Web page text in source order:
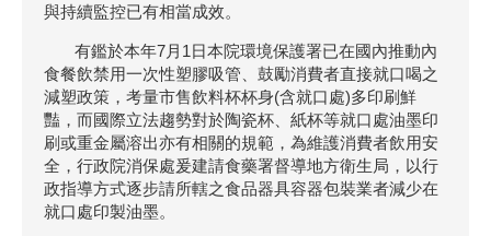
與持續監控已有相當成效。
有鑑於本年7月1日本院環境保護署已在國內推動內
食餐飲禁用一次性塑膠吸管、鼓勵消費者直接就口喝之
減塑政策，考量市售飲料杯杯身(含就口處)多印刷鮮
豔，而國際立法趨勢對於陶瓷杯、紙杯等就口處油墨印
刷或重金屬溶出亦有相關的規範，為維護消費者飲用安
全，行政院消保處爰建請食藥署督導地方衛生局，以行
政指導方式逐步請所轄之食品器具容器包裝業者減少在
就口處印製油墨。